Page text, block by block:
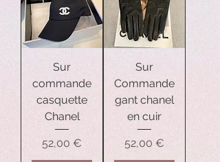
Sur
commande
casquette
Chanel
Prix
52,00 €
Sur
Commande
gant chanel
en cuir
Prix
52,00 €